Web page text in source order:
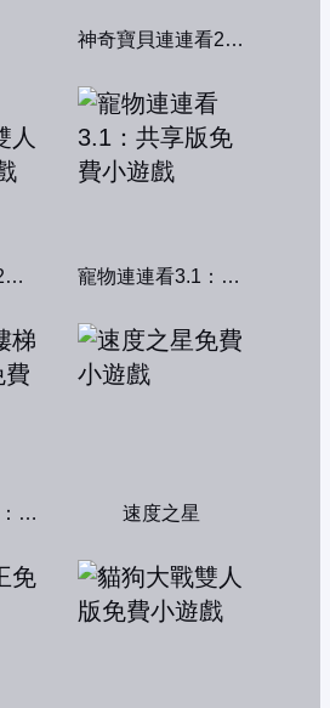
神奇寶貝連連看2004
拳皇WingEx1.2雙人版 寵物連連看3.1：共享版
小朋友下樓梯2：中文版 速度之星